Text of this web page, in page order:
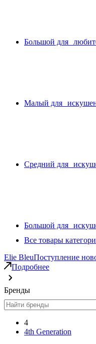
Большой для
Малый для
Средний для
Большой для
Все товары
Elie BleuПоступление
Подробнее
Бренды
4
4th Generation